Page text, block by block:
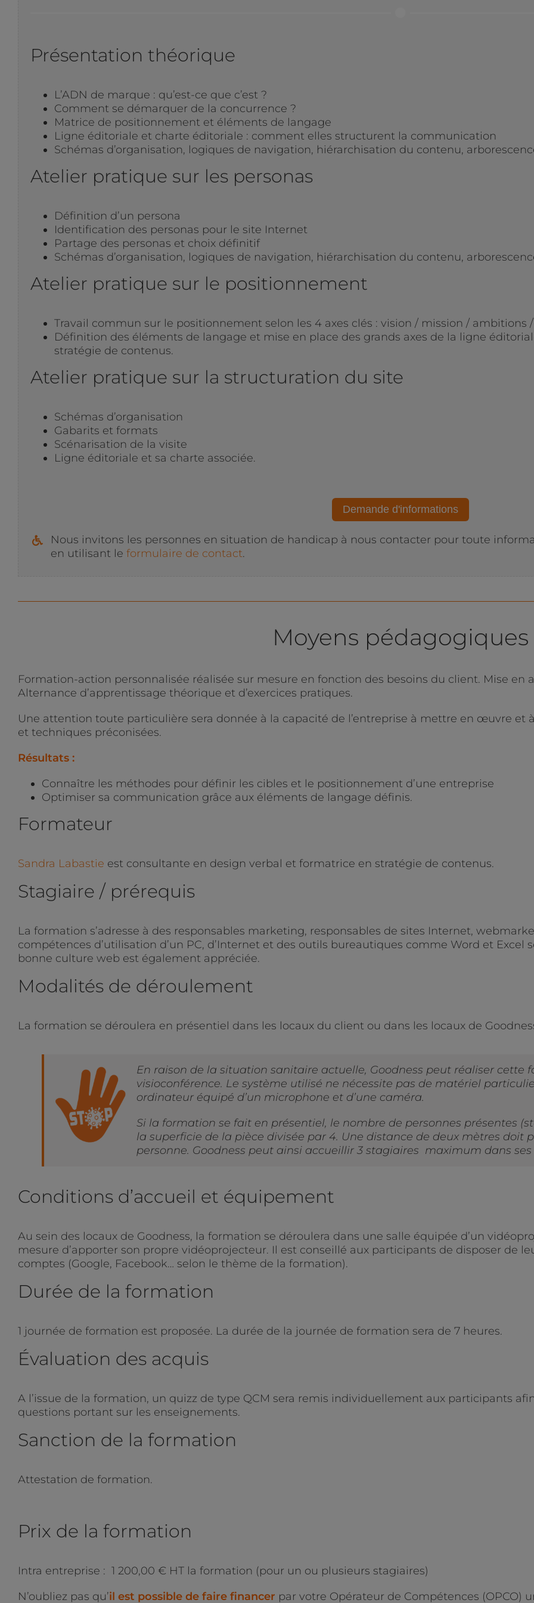
Présentation théorique
L’ADN de marque : qu’est-ce que c’est ?
Comment se démarquer de la concurrence ?
Matrice de positionnement et éléments de langage
Ligne éditoriale et charte éditoriale : comment elles structurent la communication
Schémas d’organisation, logiques de navigation, hiérarchisation du contenu,
Atelier pratique sur les personas
Définition d’un persona
Identification des personas pour le site Internet
Partage des personas et choix définitif
Schémas d’organisation, logiques de navigation, hiérarchisation du contenu,
Atelier pratique sur le positionnement
Travail commun sur le positionnement selon les 4 axes clés : vision / mission / ambitions
Définition des éléments de langage et mise en place des grands axes de la ligne
stratégie de contenus.
Atelier pratique sur la structuration du site
Schémas d’organisation
Gabarits et formats
Scénarisation de la visite
Ligne éditoriale et sa charte associée.
Demande d'informations
Nous invitons les personnes en situation de handicap à nous contacter pour toute
en utilisant le formulaire de contact.
Moyens pédagogiques
Formation-action personnalisée réalisée sur mesure en fonction des besoins du client. Mise en
Alternance d’apprentissage théorique et d’exercices pratiques.
Une attention toute particulière sera donnée à la capacité de l’entreprise à mettre en œuvre et
et techniques préconisées.
Résultats :
Connaître les méthodes pour définir les cibles et le positionnement d’une entreprise
Optimiser sa communication grâce aux éléments de langage définis.
Formateur
Sandra Labastie est consultante en design verbal et formatrice en stratégie de contenus.
Stagiaire / prérequis
La formation s’adresse à des responsables marketing, responsables de sites Internet,
compétences d’utilisation d’un PC, d’Internet et des outils bureautiques comme Word et
bonne culture web est également appréciée.
Modalités de déroulement
La formation se déroulera en présentiel dans les locaux du client ou dans les locaux de
En raison de la situation sanitaire actuelle, Goodness peut réaliser cette
visioconférence. Le système utilisé ne nécessite pas de matériel
ordinateur équipé d’un microphone et d’une caméra.
Si la formation se fait en présentiel, le nombre de personnes présentes
la superficie de la pièce divisée par 4. Une distance de deux mètres doit
personne. Goodness peut ainsi accueillir 3 stagiaires maximum dans
Conditions d’accueil et équipement
Au sein des locaux de Goodness, la formation se déroulera dans une salle équipée d’un
mesure d’apporter son propre vidéoprojecteur. Il est conseillé aux participants de disposer de
comptes (Google, Facebook… selon le thème de la formation).
Durée de la formation
1 journée de formation est proposée. La durée de la journée de formation sera de 7 heures.
Évaluation des acquis
A l’issue de la formation, un quizz de type QCM sera remis individuellement aux participants
questions portant sur les enseignements.
Sanction de la formation
Attestation de formation.
Prix de la formation
Intra entreprise : 1 200,00 € HT la formation (pour un ou plusieurs stagiaires)
N’oubliez pas qu’il est possible de faire financer par votre Opérateur de Compétences (OPCO)